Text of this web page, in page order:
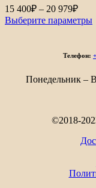
15 400₽ – 20 979₽
цен:
15
–
979₽
Выберите параметры
Телефон:
Понедельник –
©2018-